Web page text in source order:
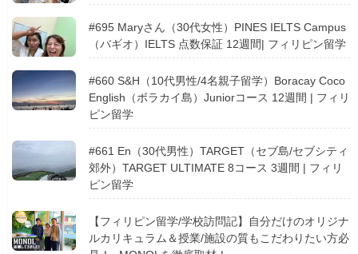
#695 Maryさん（30代女性）PINES IELTS Campus
（バギオ）IELTS 点数保証 12週間| フィリピン留学
#660 S&H（10代男性/4名親子留学）Boracay Coco
English（ボラカイ島）Juniorコース 12週間 | フィリ
ピン留学
#661 En（30代男性）TARGET（セブ島/セブシティ
郊外）TARGET ULTIMATE 8コース 3週間 | フィリ
ピン留学
【フィリピン留学/学校訪問記】自分だけのオリジナ
ルカリキュラム＆授業/施設の質もこだわりたい方必